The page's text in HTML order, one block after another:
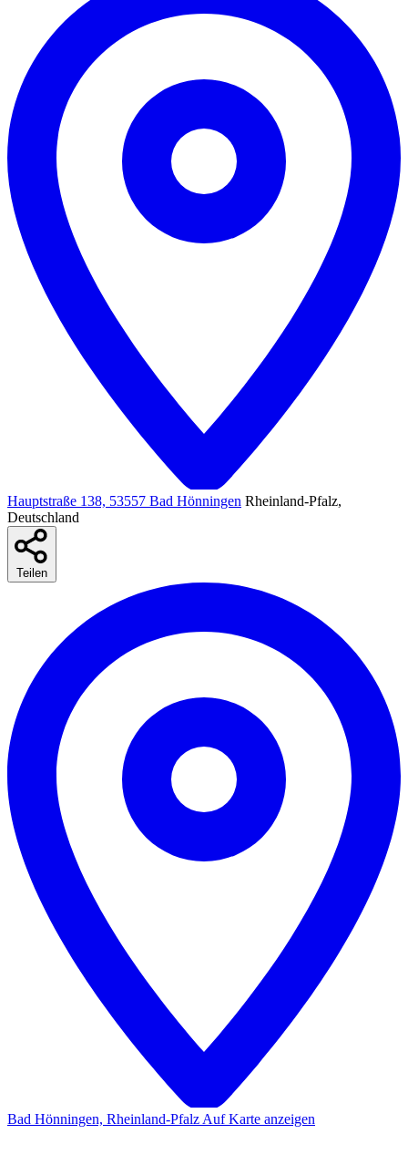
Hauptstraße 138, 53557 Bad Hönningen Rheinland-Pfalz,
Deutschland
Teilen
Bad Hönningen, Rheinland-Pfalz Auf Karte anzeigen